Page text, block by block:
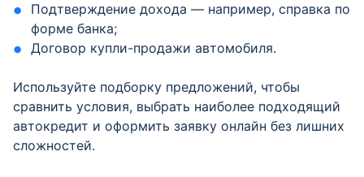
Подтверждение дохода — например, справка по
форме банка;
Договор купли-продажи автомобиля.
Используйте подборку предложений, чтобы
сравнить условия, выбрать наиболее подходящий
автокредит и оформить заявку онлайн без лишних
сложностей.